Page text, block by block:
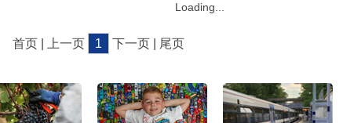
Loading...
首页 | 上一页 1 下一页 | 尾页